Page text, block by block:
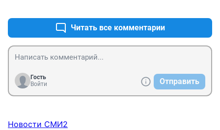
проще, но, под лежачий камень, не вытянешь и рыбку,
как говорится. Всем желаю здоровья и хорошего
настроения!
Читать все комментарии
Гость
Войти
Отправить
Новости СМИ2